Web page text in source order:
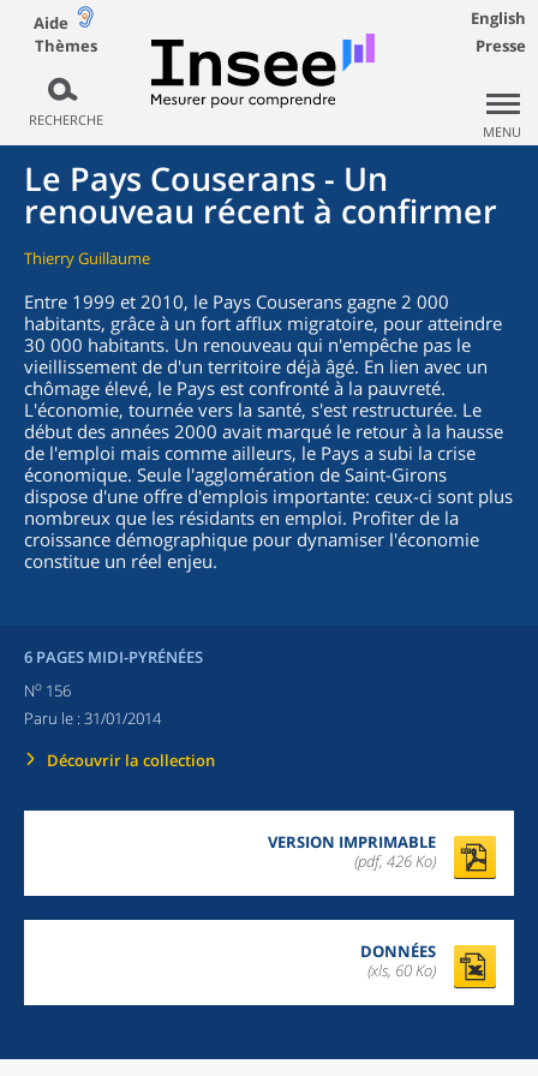
Aide
Thèmes
RECHERCHE
English
Presse
MENU
Le Pays Couserans - Un
renouveau récent à confirmer
Thierry Guillaume
Entre 1999 et 2010, le Pays Couserans gagne 2 000
habitants, grâce à un fort afflux migratoire, pour atteindre
30 000 habitants. Un renouveau qui n'empêche pas le
vieillissement de d'un territoire déjà âgé. En lien avec un
chômage élevé, le Pays est confronté à la pauvreté.
L'économie, tournée vers la santé, s'est restructurée. Le
début des années 2000 avait marqué le retour à la hausse
de l'emploi mais comme ailleurs, le Pays a subi la crise
économique. Seule l'agglomération de Saint-Girons
dispose d'une offre d'emplois importante: ceux-ci sont plus
nombreux que les résidants en emploi. Profiter de la
croissance démographique pour dynamiser l'économie
constitue un réel enjeu.
6 PAGES MIDI-PYRÉNÉES
No 156
Paru le : 31/01/2014
Découvrir la collection
VERSION IMPRIMABLE
(pdf, 426 Ko)
DONNÉES
(xls, 60 Ko)